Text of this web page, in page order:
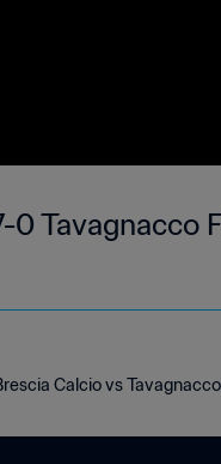
0 Tavagnacco
Calcio vs